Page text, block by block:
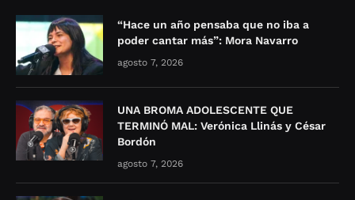
“Hace un año pensaba que no iba a
poder cantar más”: Mora Navarro
agosto 7, 2026
UNA BROMA ADOLESCENTE QUE
TERMINÓ MAL: Verónica Llinás y César
Bordón
agosto 7, 2026